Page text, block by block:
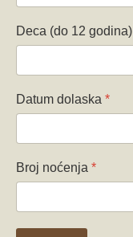
Deca (do 12 godina)
Datum dolaska *
Broj noćenja *